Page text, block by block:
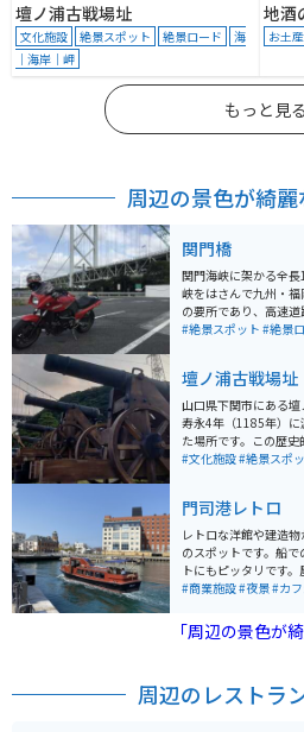
壇ノ浦古戦場址
文化施設 絶景スポット 絶景ロード
海
｜海岸｜岬
地酒
お土産
もっと見る
周辺の景色が綺
関門橋
関門海峡に架かる全
峡をはさんで九州・
の要所であり、高速
ノ浦パーキングエリア
橋の絶景を楽しめます。 橋の下を通る船を眺めながら、
関門海峡の美しい景
下関市周辺は、下関
和食を味わえる日本
トも豊富にあります。
#絶景スポット #絶景
壇ノ浦古戦場址
山口県下関市にある
寿永4年（1185年）
た場所です。この歴
て知られ、現在は「み
ポットです。 壇ノ浦古戦場址は、日本の歴史における重
要な出来事の一つを
りと武士の時代の始ま
公園は遊歩道が整備
きます。武将の像や、
#文化施設#絶景スポ
門司港レトロ
レトロな洋館や建造
のスポットです。船
トにもピッタリです
す。港としてはコンパ
#商業施設#夜景#カ
「周辺の景色が
周辺のレストラ